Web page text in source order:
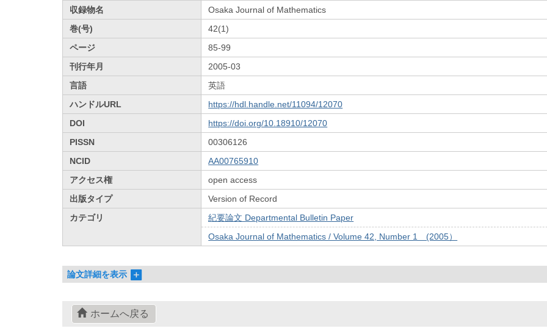
収録物名
Osaka Journal of Mathematics
巻(号)
42(1)
ページ
85-99
刊行年月
2005-03
言語
英語
ハンドルURL
https://hdl.handle.net/11094/12070
DOI
https://doi.org/10.18910/12070
PISSN
00306126
NCID
AA00765910
アクセス権
open access
出版タイプ
Version of Record
カテゴリ
紀要論文 Departmental Bulletin Paper
Osaka Journal of Mathematics / Volume 42, Number 1 (2005）
論文詳細を表示
ホームへ戻る